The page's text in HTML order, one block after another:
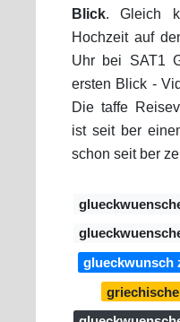
Blick. Gleich
Hochzeit auf
Uhr bei SAT1
ersten Blick -
Die taffe
ist seit ber
schon seit ber
glueckwunsch